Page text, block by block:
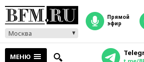
Москва
прямой
эфир
МЕНЮ